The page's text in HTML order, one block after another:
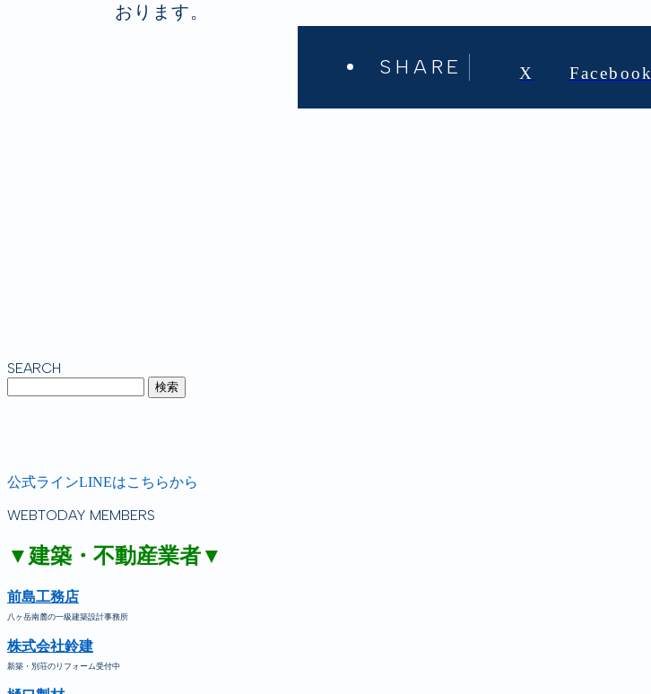
おります。
SHARE X Facebook
SEARCH
公式ラインLINEはこちらから
WEBTODAY MEMBERS
▼建築・不動産業者▼
前島工務店
八ヶ岳南麓の一級建築設計事務所
株式会社鈴建
新築・別荘のリフォーム受付中